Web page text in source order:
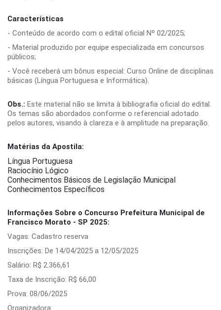
Características
- Conteúdo de acordo com o edital oficial Nº 02/2025;
- Material produzido por equipe especializada em concursos
públicos;
- Você receberá um bônus especial: Curso Online de disciplinas
básicas (Língua Portuguesa e Informática).
Obs.: Este material não se limita à bibliografia oficial do edital.
Os temas são abordados conforme o referencial adotado
pelos autores, visando à clareza e à amplitude na preparação.
Matérias da Apostila:
Língua Portuguesa
Raciocínio Lógico
Conhecimentos Básicos de Legislação Municipal
Conhecimentos Específicos
Informações Sobre o Concurso Prefeitura Municipal de
Francisco Morato - SP 2025:
Vagas: Cadastro reserva
Inscrições: De 14/04/2025 a 12/05/2025
Salário: R$ 2.366,61
Taxa de Inscrição: R$ 66,00
Prova: 08/06/2025
Organizadora: